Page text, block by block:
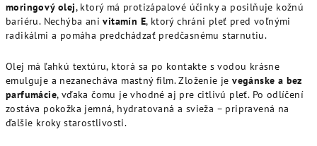
moringový olej, ktorý má protizápalové účinky a posilňuje kožnú
bariéru. Nechýba anivitamín E, ktorý chráni pleť pred voľnými
radikálmi a pomáha predchádzať predčasnému starnutiu.
Olej má ľahkú textúru, ktorá sa po kontakte s vodou krásne
emulguje a nezanecháva mastný film. Zloženie jevegánske a bez
parfumácie, vďaka čomu je vhodné aj pre citlivú pleť. Po odlíčení
zostáva pokožka jemná, hydratovaná a svieža – pripravená na
ďalšie kroky starostlivosti.